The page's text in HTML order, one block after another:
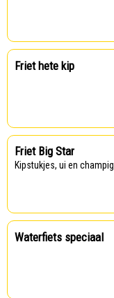
Friet hete kip
Friet Big Star
Kipstukjes, ui en
Waterfiets speciaal